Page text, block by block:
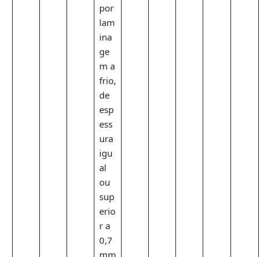
por
lam
ina
ge
m a
frio,
de
esp
ess
ura
igu
al
ou
sup
erio
r a
0,7
mm